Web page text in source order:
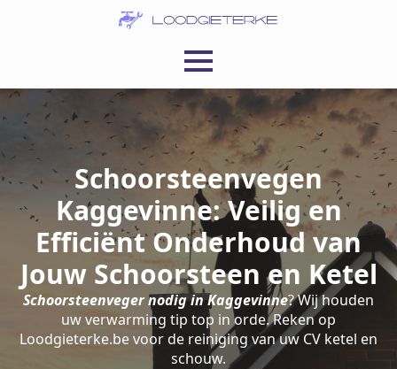
Schoorsteenvegen
Kaggevinne: Veilig en
Efficiënt Onderhoud van
Jouw Schoorsteen en Ketel
Schoorsteenveger nodig in Kaggevinne? Wij houden
uw verwarming tip top in orde. Reken op
Loodgieterke.be voor de reiniging van uw CV ketel en
schouw.